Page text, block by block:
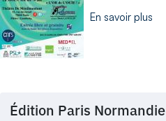
En savoir plus
Édition Paris Normandie